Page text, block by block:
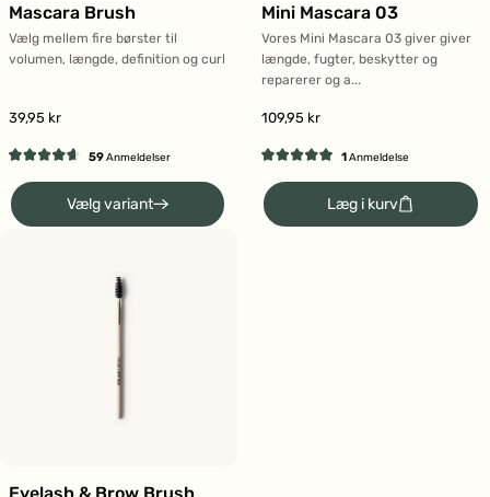
Mascara Brush
Vælg mellem fire børster til
volumen, længde, definition og curl
39,95 kr
4.7
ud
af
59Anmeldelser
Vælg variant
Mini Mascara 03
Vores Mini Mascara 03 giver giver
længde, fugter, beskytter og
reparerer og a...
109,95 kr
5.0
ud
af
1Anmeldelse
Læg i kurv
Eyelash & Brow Brush